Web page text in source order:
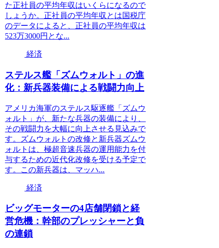
た正社員の平均年収はいくらになるので
しょうか。正社員の平均年収とは国税庁
のデータによると、正社員の平均年収は
523万3000円とな...
経済
ステルス艦「ズムウォルト」の進
化：新兵器装備による戦闘力向上
アメリカ海軍のステルス駆逐艦「ズムウ
ォルト」が、新たな兵器の装備により、
その戦闘力を大幅に向上させる見込みで
す。ズムウォルトの改修と新兵器ズムウ
ォルトは、極超音速兵器の運用能力を付
与するための近代化改修を受ける予定で
す。この新兵器は、マッハ...
経済
ビッグモーターの4店舗閉鎖と経
営危機：幹部のプレッシャーと負
の連鎖